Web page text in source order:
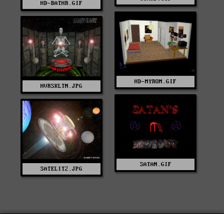
HD-BATHR.GIF
HD-MYROM.GIF
HVRSKLTN.JPG
SATAN.GIF
SATELIT2.JPG